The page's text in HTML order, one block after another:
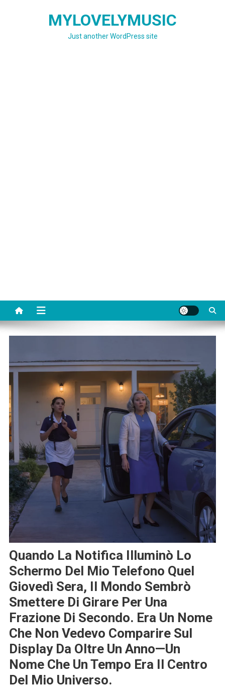
MYLOVELYMUSIC
Just another WordPress site
Quando La Notifica Illuminò Lo
Schermo Del Mio Telefono Quel
Giovedì Sera, Il Mondo Sembrò
Smettere Di Girare Per Una
Frazione Di Secondo. Era Un Nome
Che Non Vedevo Comparire Sul
Display Da Oltre Un Anno—Un
Nome Che Un Tempo Era Il Centro
Del Mio Universo.